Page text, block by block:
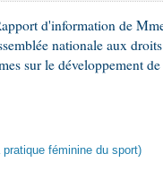
d'information de
nationale aux
sur le développement
féminine du sport)